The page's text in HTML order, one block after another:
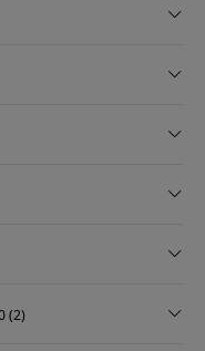
(2)